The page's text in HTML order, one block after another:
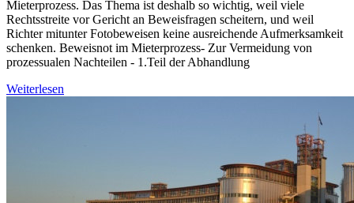
Mieterprozess. Das Thema ist deshalb so wichtig, weil viele
Rechtsstreite vor Gericht an Beweisfragen scheitern, und weil
Richter mitunter Fotobeweisen keine ausreichende Aufmerksamkeit
schenken. Beweisnot im Mieterprozess- Zur Vermeidung von
prozessualen Nachteilen - 1.Teil der Abhandlung
Weiterlesen